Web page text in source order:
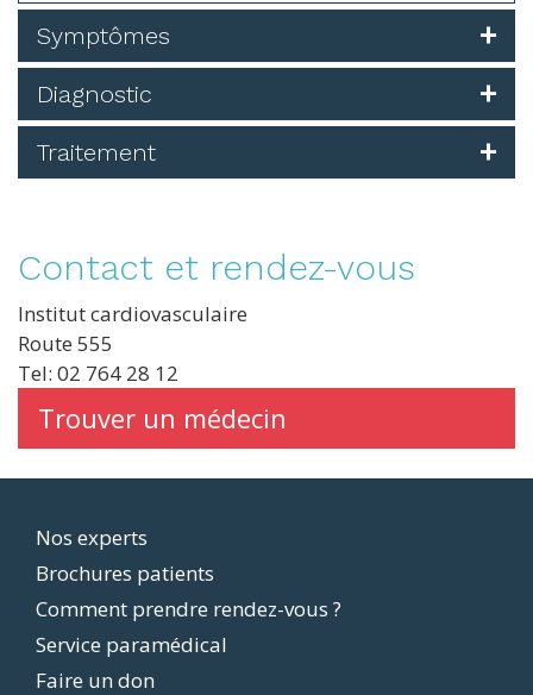
Symptômes
Diagnostic
Traitement
Contact et rendez-vous
Institut cardiovasculaire
Route 555
Tel: 02 764 28 12
Trouver un médecin
Footer
menu
Nos experts
Brochures patients
Comment prendre rendez-vous ?
Service paramédical
Faire un don